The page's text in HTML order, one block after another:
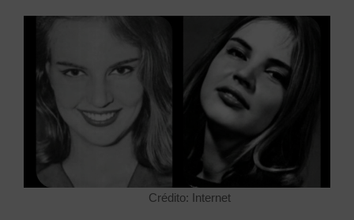
Crédito: Internet